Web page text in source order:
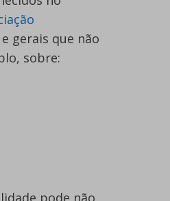
gerais que não
sobre:
pode não